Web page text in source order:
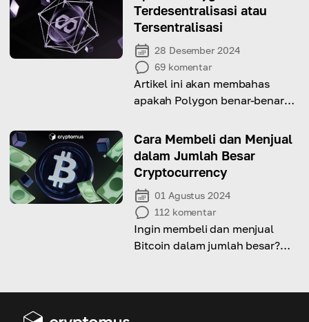
Anda?
Terdesentralisasi atau
Tersentralisasi
28 Desember 2024
69 komentar
Artikel ini akan membahas
apakah Polygon benar-benar
apa yang digunakannya untuk
mencapainya!
Cara Membeli dan Menjual
dalam Jumlah Besar
Cryptocurrency
01 Agustus 2024
112 komentar
Ingin membeli dan menjual
Bitcoin dalam jumlah besar?
dan efisien.